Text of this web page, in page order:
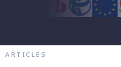
ARTICLES